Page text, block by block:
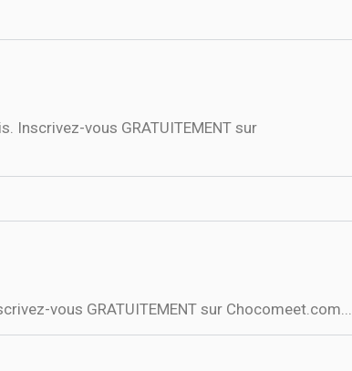
Inscrivez-vous GRATUITEMENT sur
vous GRATUITEMENT sur Chocomeet.com...